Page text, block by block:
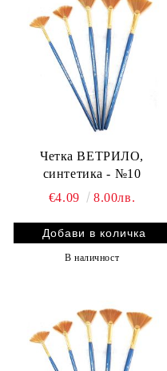
Четка ВЕТРИЛО,
синтетика - №10
€4.09
8.00лв.
В наличност